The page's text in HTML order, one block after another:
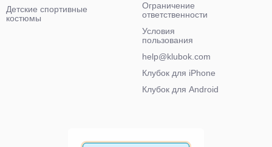
Детские спортивные
костюмы
Ограничение
ответственности
Условия
пользования
help@klubok.com
Клубок для iPhone
Клубок для Android